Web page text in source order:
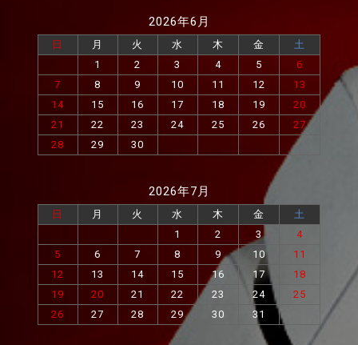
2026年6月
日 月 火 水 木 金
土
1
2 3 4 5
6
7
8 9 10 11 12
13
14
15 16 17 18 19
20
21
22 23 24 25 26
27
28
29 30
2026年7月
日 月 火 水 木 金
土
1
2 3
4
5
6 7 8 9 10
11
12
13 14 15 16 17
18
19
20 21 22 23 24
25
26
27 28 29 30 31